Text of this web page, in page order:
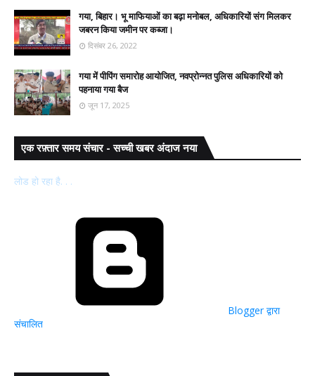
गया, बिहार। भू माफियाओं का बढ़ा मनोबल, अधिकारियों संग मिलकर
जबरन किया जमीन पर कब्जा।
दिसंबर 26, 2022
गया में पीपिंग समारोह आयोजित, नवप्रोन्नत पुलिस अधिकारियों को
पहनाया गया बैज
जून 17, 2025
एक रफ़्तार समय संचार - सच्ची खबर अंदाज नया
लोड हो रहा है. . .
Blogger द्वारा
संचालित